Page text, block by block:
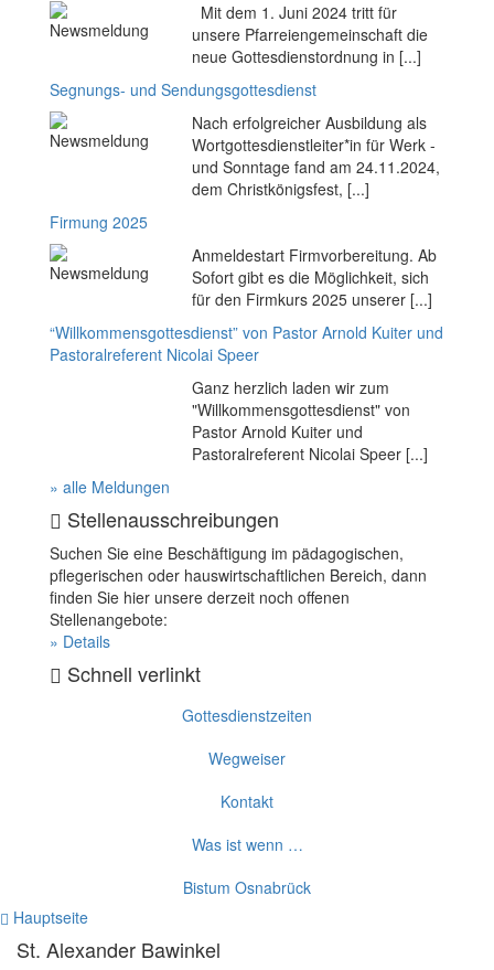
Mit dem 1. Juni 2024 tritt für
unsere Pfarreiengemeinschaft die
neue Gottesdienstordnung in [...]
Segnungs- und Sendungsgottesdienst
Nach erfolgreicher Ausbildung als
Wortgottesdienstleiter*in für Werk -
und Sonntage fand am 24.11.2024,
dem Christkönigsfest, [...]
Firmung 2025
Anmeldestart Firmvorbereitung. Ab
Sofort gibt es die Möglichkeit, sich
für den Firmkurs 2025 unserer [...]
“Willkommensgottesdienst” von Pastor Arnold Kuiter und
Pastoralreferent Nicolai Speer
Ganz herzlich laden wir zum
"Willkommensgottesdienst" von
Pastor Arnold Kuiter und
Pastoralreferent Nicolai Speer [...]
» alle Meldungen
Stellenausschreibungen
Suchen Sie eine Beschäftigung im pädagogischen,
pflegerischen oder hauswirtschaftlichen Bereich, dann
finden Sie hier unsere derzeit noch offenen
Stellenangebote:
» Details
Schnell verlinkt
Gottesdienstzeiten
Wegweiser
Kontakt
Was ist wenn …
Bistum Osnabrück
Hauptseite
St. Alexander Bawinkel